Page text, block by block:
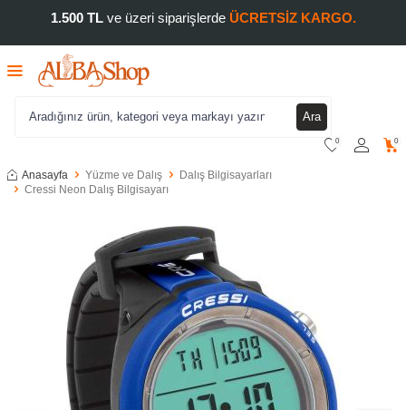
1.500 TLve üzeri siparişlerde ÜCRETSİZ KARGO.
Ara
0 0
Anasayfa Yüzme ve Dalış
Dalış Bilgisayarları
Cressi Neon Dalış Bilgisayarı